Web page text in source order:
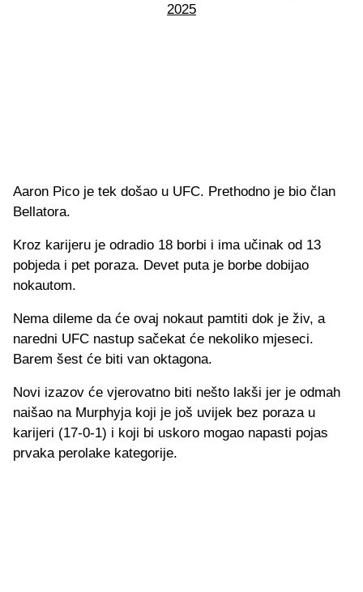
2025
Aaron Pico je tek došao u UFC. Prethodno je bio član
Bellatora.
Kroz karijeru je odradio 18 borbi i ima učinak od 13
pobjeda i pet poraza. Devet puta je borbe dobijao
nokautom.
Nema dileme da će ovaj nokaut pamtiti dok je živ, a
naredni UFC nastup sačekat će nekoliko mjeseci.
Barem šest će biti van oktagona.
Novi izazov će vjerovatno biti nešto lakši jer je odmah
naišao na Murphyja koji je još uvijek bez poraza u
karijeri (17-0-1) i koji bi uskoro mogao napasti pojas
prvaka perolake kategorije.